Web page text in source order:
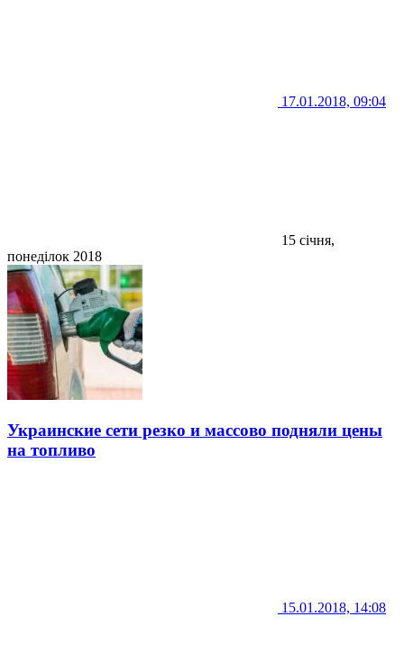
17.01.2018, 09:04
15 січня,
понеділок 2018
Украинские сети резко и массово подняли цены
на топливо
15.01.2018, 14:08